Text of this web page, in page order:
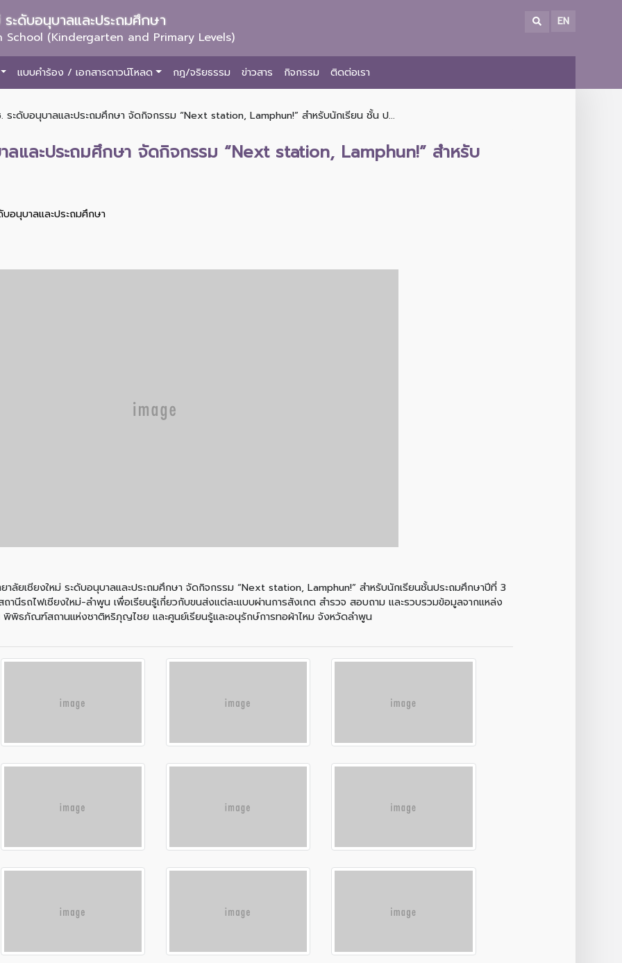
ะดับอนุบาลและประถมศึกษา
(Kindergarten and Primary Levels)
EN
แบบคำร้อง / เอกสารดาวน์โหลด กฎ/จริยธรรม ข่าวสาร กิจกรรม ติดต่อเรา
ระดับอนุบาลและประถมศึกษา จัดกิจกรรม “Next station, Lamphun!” สำหรับนักเรียน ชั้น ป...
ลและประถมศึกษา จัดกิจกรรม “Next station, Lamphun!” สำหรับ
บอนุบาลและประถมศึกษา
าลัยเชียงใหม่ ระดับอนุบาลและประถมศึกษา จัดกิจกรรม “Next station, Lamphun!” สำหรับนักเรียนชั้นประถมศึกษาปีที่ 3
านีรถไฟเชียงใหม่-ลำพูน เพื่อเรียนรู้เกี่ยวกับขนส่งแต่ละแบบผ่านการสังเกต สำรวจ สอบถาม และรวบรวมข้อมูลจากแหล่ง
ธภัณฑ์สถานแห่งชาติหริภุญไชย และศูนย์เรียนรู้และอนุรักษ์การทอผ้าไหม จังหวัดลำพูน